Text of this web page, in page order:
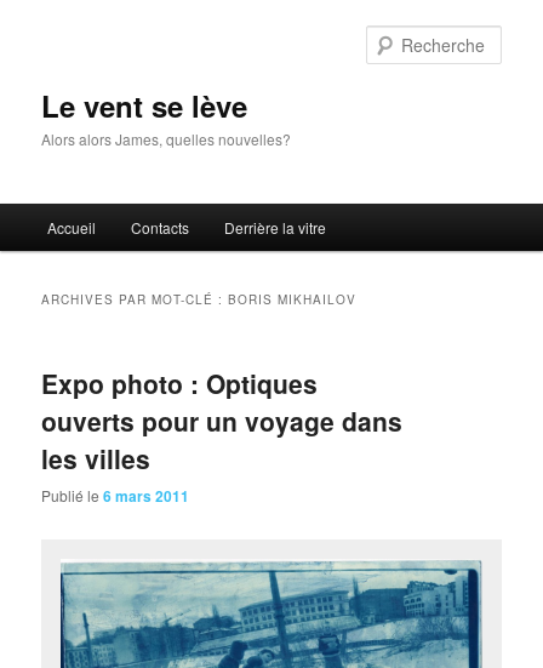
Le vent se lève
Alors alors James, quelles nouvelles?
principal
Accueil Contacts Derrière la vitre
ARCHIVES PAR MOT-CLÉ :BORIS MIKHAILOV
Expo photo : Optiques
ouverts pour un voyage dans
les villes
Publié le6 mars 2011